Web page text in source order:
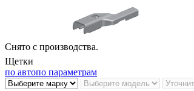
Снято с производства.
Щетки
по автопо параметрам